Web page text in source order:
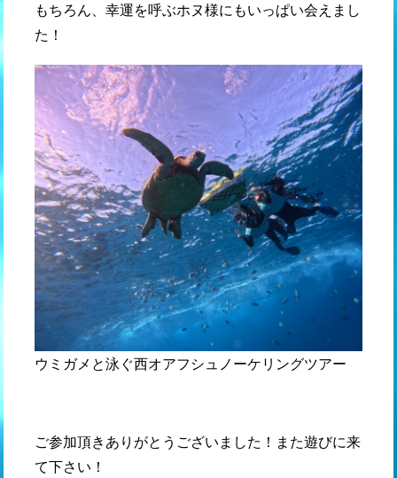
もちろん、幸運を呼ぶホヌ様にもいっぱい会えまし
た！
ウミガメと泳ぐ西オアフシュノーケリングツアー
ご参加頂きありがとうございました！また遊びに来
て下さい！